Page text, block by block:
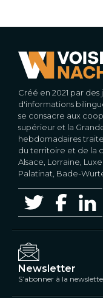
Créé en 2021 par
d'informations
se consacre aux
supérieur et la
hebdomadaires
du territoire et de la
Alsace, Lorraine,
Palatinat, Bade-
Newsletter
S’abonner à la